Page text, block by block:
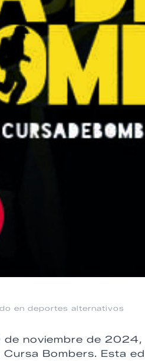
en deportes alternativos
de noviembre de
Cursa Bombers. Esta